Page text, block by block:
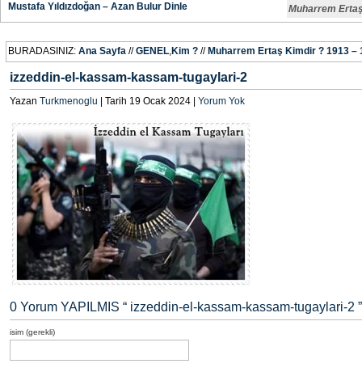
Mustafa Yıldızdoğan – Azan Bulur Dinle
Muharrem
BURADASINIZ: Ana Sayfa //GENEL,Kim ? // Muharrem Ertaş Kimdir ? 1913 –
izzeddin-el-kassam-kassam-tugaylari-2
Yazan Turkmenoglu | Tarih 19 Ocak 2024 | Yorum Yok
0 Yorum YAPILMIS “ izzeddin-el-kassam-kassam-tugaylari-2
isim (gerekli)